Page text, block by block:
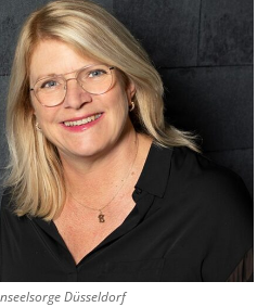
Düsseldorf